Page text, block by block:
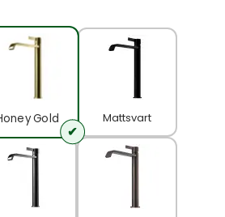
Gold Mattsvart